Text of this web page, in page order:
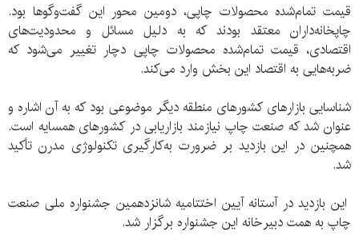
قیمت تمام‌شده محصولات چاپی، دومین محور این گفت‌وگوها بود.
چاپخانه‌داران معتقد بودند که به دلیل مسائل و محدودیت‌های
اقتصادی، قیمت تمام‌شده محصولات چاپی دچار تغییر می‌شود که
ضربه‌هایی به اقتصاد این بخش وارد می‌کند.
شناسایی بازارهای کشورهای منطقه دیگر موضوعی بود که به آن اشاره و
عنوان شد که صنعت چاپ نیازمند بازاریابی در کشورهای همسایه است.
همچنین در این بازدید بر ضرورت به‌کارگیری تکنولوژی مدرن تأکید
شد.
این بازدید در آستانه آیین اختتامیه شانزدهمین جشنواره ملی صنعت
چاپ به همت دبیرخانه این جشنواره برگزار شد.